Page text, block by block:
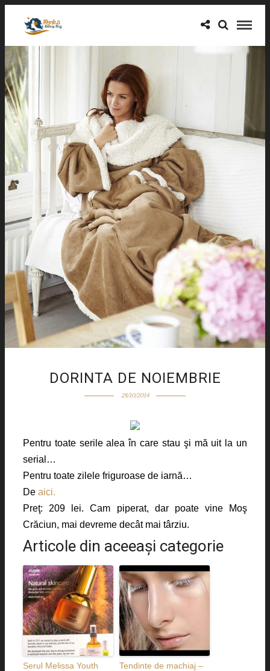
DORINTA DE NOIEMBRIE
28/10/2014
Pentru toate serile alea în care stau şi mă uit la un
serial…
Pentru toate zilele friguroase de iarnă…
De aici.
Preţ: 209 lei. Cam piperat, dar poate vine Moş
Crăciun, mai devreme decât mai târziu.
Articole din aceeaşi categorie
Serul Melissa Youth
Tendinte de machiaj –